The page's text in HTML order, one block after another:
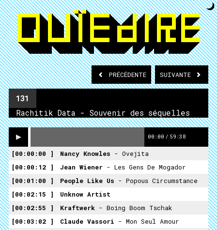
PRÉCÉDENTE SUIVANTE
131
Rachitik Data - Souvenir des séquelles
00:00 / 59:38
00:00:00 Nancy Knowles - Ovejita
00:00:12
Jean Wiener - Les Gens De Mogador
00:01:00
People Like Us - Popous Circumstance
00:02:15
Unknow Artist
00:02:55
Kraftwerk - Boing Boom Tschak
00:03:02
Claude Vassori - Mon Seul Amour